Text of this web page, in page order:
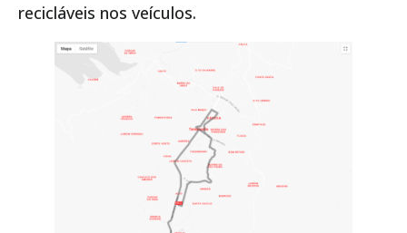
recicláveis nos veículos.